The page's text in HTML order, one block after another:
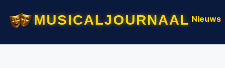
musicaljournaal Nieuws